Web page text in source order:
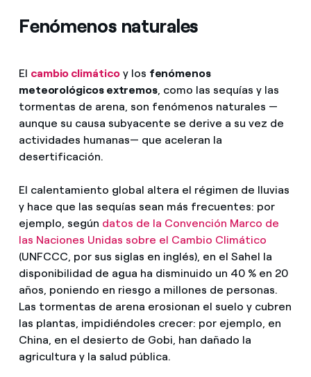
Fenómenos naturales
El cambio climáticoy los fenómenos
meteorológicos extremos, como las sequías y las
tormentas de arena, son fenómenos naturales —
aunque su causa subyacente se derive a su vez de
actividades humanas— que aceleran la
desertificación.
El calentamiento global altera el régimen de lluvias
y hace que las sequías sean más frecuentes: por
ejemplo, según datos de la Convención Marco de
las Naciones Unidas sobre el Cambio Climático
(UNFCCC, por sus siglas en inglés), en el Sahel la
disponibilidad de agua ha disminuido un 40 % en 20
años, poniendo en riesgo a millones de personas.
Las tormentas de arena erosionan el suelo y cubren
las plantas, impidiéndoles crecer: por ejemplo, en
China, en el desierto de Gobi, han dañado la
agricultura y la salud pública.